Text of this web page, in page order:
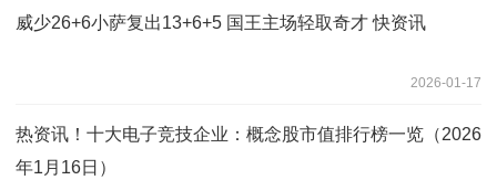
威少26+6小萨复出13+6+5 国王主场轻取奇才 快资讯
2026-01-17
热资讯！十大电子竞技企业：概念股市值排行榜一览（2026
年1月16日）